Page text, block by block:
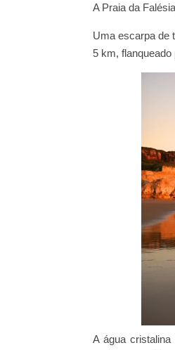
A Praia da
Uma escarpa de
5 km,
A água